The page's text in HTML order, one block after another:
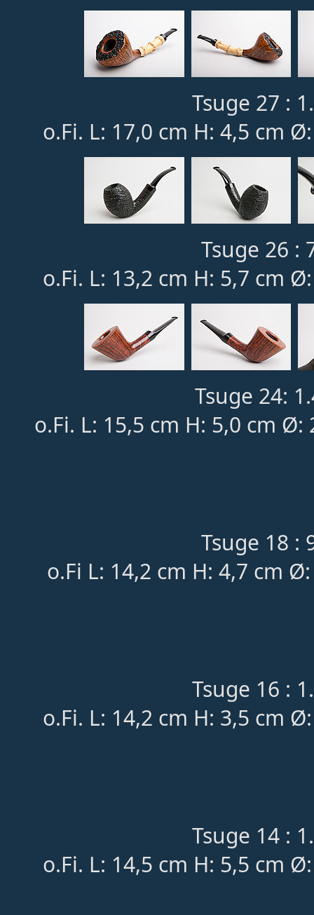
Tsuge 27 :
o.Fi. L: 17,0 cm H: 4,5 cm
Tsuge 26 :
o.Fi. L: 13,2 cm H: 5,7 cm
Tsuge 24:
o.Fi. L: 15,5 cm H: 5,0 cm Ø:
Tsuge 18 :
o.Fi L: 14,2 cm H: 4,7 cm
Tsuge 16 :
o.Fi. L: 14,2 cm H: 3,5 cm
Tsuge 14 :
o.Fi. L: 14,5 cm H: 5,5 cm